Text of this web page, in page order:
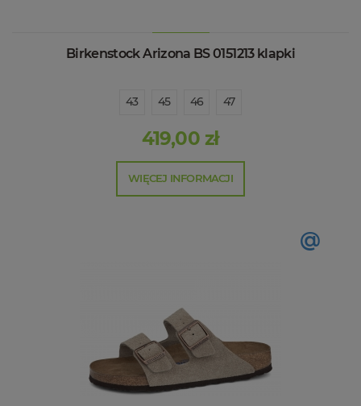
Birkenstock Arizona BS 0151213 klapki
43 45 46 47
419,00 zł
WIĘCEJ INFORMACJI
@